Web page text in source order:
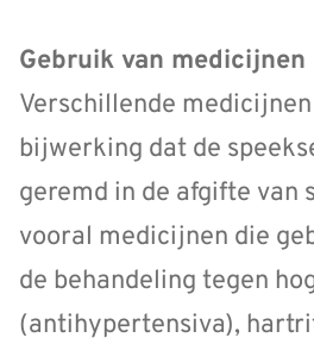
Gebruik van medicijnen
Verschillende
bijwerking dat de
geremd in de afgifte van
vooral medicijnen die
de behandeling tegen
(antihypertensiva),